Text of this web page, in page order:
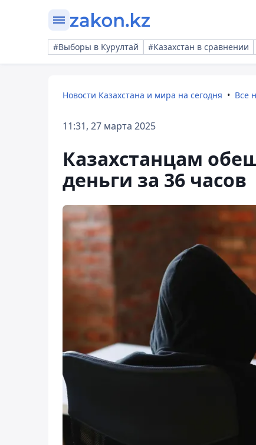
#Выборы в Курултай #Казахстан в сравнении
Новости Казахстана и мира на сегодня Все
11:31, 27 марта 2025
Казахстанцам
деньги за 36 часов